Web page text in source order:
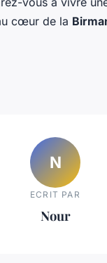
cœur de la
N
ECRIT PAR
Nour